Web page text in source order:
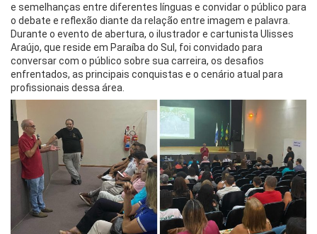
e semelhanças entre diferentes línguas e convidar o público para
o debate e reflexão diante da relação entre imagem e palavra.
Durante o evento de abertura, o ilustrador e cartunista Ulisses
Araújo, que reside em Paraíba do Sul, foi convidado para
conversar com o público sobre sua carreira, os desafios
enfrentados, as principais conquistas e o cenário atual para
profissionais dessa área.